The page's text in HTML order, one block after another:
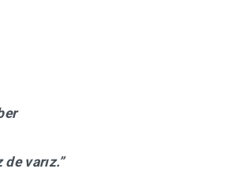
varız.”